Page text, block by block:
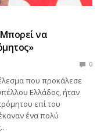
να
0
που προκάλεσε
Ελλάδος, ήταν
επί του
ένα πολύ